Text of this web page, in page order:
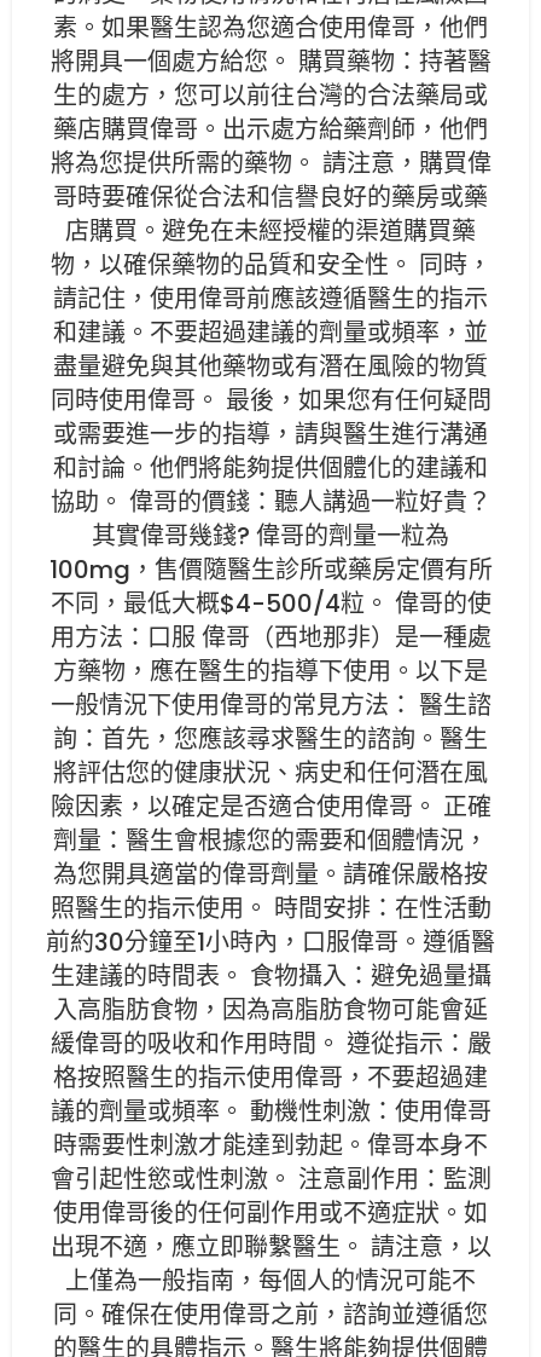
素。如果醫生認為您適合使用偉哥，他們
將開具一個處方給您。 購買藥物：持著醫
生的處方，您可以前往台灣的合法藥局或
藥店購買偉哥。出示處方給藥劑師，他們
將為您提供所需的藥物。 請注意，購買偉
哥時要確保從合法和信譽良好的藥房或藥
店購買。避免在未經授權的渠道購買藥
物，以確保藥物的品質和安全性。 同時，
請記住，使用偉哥前應該遵循醫生的指示
和建議。不要超過建議的劑量或頻率，並
盡量避免與其他藥物或有潛在風險的物質
同時使用偉哥。 最後，如果您有任何疑問
或需要進一步的指導，請與醫生進行溝通
和討論。他們將能夠提供個體化的建議和
協助。 偉哥的價錢：聽人講過一粒好貴？
其實偉哥幾錢? 偉哥的劑量一粒為
100mg，售價隨醫生診所或藥房定價有所
不同，最低大概$4-500/4粒。 偉哥的使
用方法：口服 偉哥（西地那非）是一種處
方藥物，應在醫生的指導下使用。以下是
一般情況下使用偉哥的常見方法： 醫生諮
詢：首先，您應該尋求醫生的諮詢。醫生
將評估您的健康狀況、病史和任何潛在風
險因素，以確定是否適合使用偉哥。 正確
劑量：醫生會根據您的需要和個體情況，
為您開具適當的偉哥劑量。請確保嚴格按
照醫生的指示使用。 時間安排：在性活動
前約30分鐘至1小時內，口服偉哥。遵循醫
生建議的時間表。 食物攝入：避免過量攝
入高脂肪食物，因為高脂肪食物可能會延
緩偉哥的吸收和作用時間。 遵從指示：嚴
格按照醫生的指示使用偉哥，不要超過建
議的劑量或頻率。 動機性刺激：使用偉哥
時需要性刺激才能達到勃起。偉哥本身不
會引起性慾或性刺激。 注意副作用：監測
使用偉哥後的任何副作用或不適症狀。如
出現不適，應立即聯繫醫生。 請注意，以
上僅為一般指南，每個人的情況可能不
同。確保在使用偉哥之前，諮詢並遵循您
的醫生的具體指示。醫生將能夠提供個體